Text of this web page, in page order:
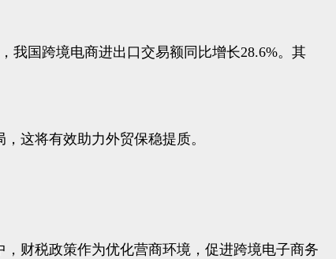
我国跨境电商进出口交易额同比增长28.6%。其
这将有效助力外贸保稳提质。
财税政策作为优化营商环境，促进跨境电子商务